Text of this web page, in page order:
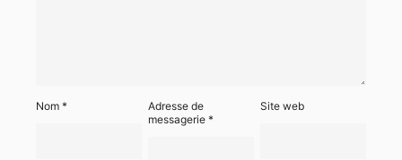
Nom *
Adresse de
messagerie*
Site web